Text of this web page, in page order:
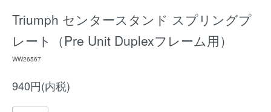
Triumph センタースタンド スプリングプ
レート（Pre Unit Duplexフレーム用）
WW26567
940円(内税)